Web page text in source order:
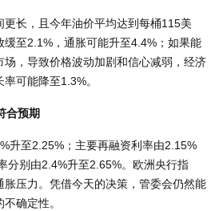
长，且今年油价平均达到每桶115美
缓至2.1%，通胀可能升至4.4%；如果能
，导致价格波动加剧和信心减弱，经济
可能降至1.3%。
合预期
升至2.25%；主要再融资利率由2.15%
分别由2.4%升至2.65%。欧洲央行指
胀压力。凭借今天的决策，管委会仍然能
确定性。